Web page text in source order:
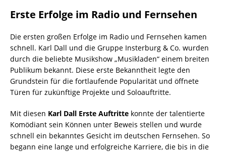
Erste Erfolge im Radio und Fernsehen
Die ersten großen Erfolge im Radio und Fernsehen kamen
schnell. Karl Dall und die Gruppe Insterburg & Co. wurden
durch die beliebte Musikshow „Musikladen“ einem breiten
Publikum bekannt. Diese erste Bekanntheit legte den
Grundstein für die fortlaufende Popularität und öffnete
Türen für zukünftige Projekte und Soloauftritte.
Mit diesen Karl Dall Erste Auftritte konnte der talentierte
Komödiant sein Können unter Beweis stellen und wurde
schnell ein bekanntes Gesicht im deutschen Fernsehen. So
begann eine lange und erfolgreiche Karriere, die bis in die